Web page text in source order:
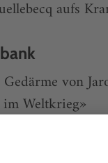
aufs
von
Weltkrieg»